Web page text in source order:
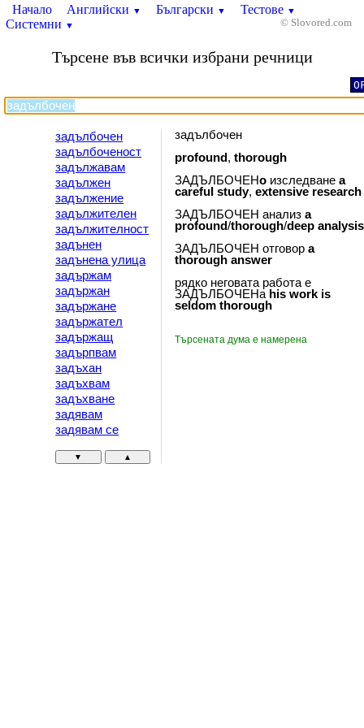
Начало Английски ▼ Български ▼ Тестове ▼
Системни ▼ © Slovored.com
Търсене във всички избрани речници
задълбочен
задълбоченост
задължавам
задължен
задължение
задължителен
задължителност
задънен
задънена улица
задържам
задържан
задържане
задържател
задържащ
задърпвам
задъхан
задъхвам
задъхване
задявам
задявам се
▼ ▲
задълбочен
profound,thorough
ЗАДЪЛБОЧЕНo изследванеa
careful study,extensive research
ЗАДЪЛБОЧЕН анализa
profound/thorough/deep analysis
ЗАДЪЛБОЧЕН отговорa
thorough answer
рядко неговата работа е
ЗАДЪЛБОЧЕНа his work is
seldom thorough
Търсената дума е намерена